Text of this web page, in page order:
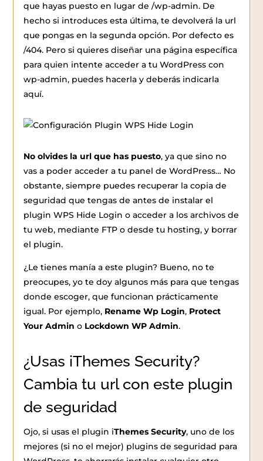
que hayas puesto en lugar de /wp-admin. De
hecho si introduces esta última, te devolverá la url
que pongas en la segunda opción. Por defecto es
/404. Pero si quieres diseñar una página específica
para quien intente acceder a tu WordPress con
wp-admin, puedes hacerla y deberás indicarla
aquí.
No olvides la url que has puesto, ya que sino no
vas a poder acceder a tu panel de WordPress… No
obstante, siempre puedes recuperar la copia de
seguridad que tengas de antes de instalar el
plugin WPS Hide Login o acceder a los archivos de
tu web, mediante FTP o desde tu hosting, y borrar
el plugin.
¿Le tienes manía a este plugin? Bueno, no te
preocupes, yo te doy algunos más para que tengas
donde escoger, que funcionan prácticamente
igual. Por ejemplo, Rename Wp Login, Protect
Your Admin o Lockdown WP Admin.
¿Usas iThemes Security?
Cambia tu url con este plugin
de seguridad
Ojo, si usas el plugin iThemes Security, uno de los
mejores (si no el mejor) plugins de seguridad para